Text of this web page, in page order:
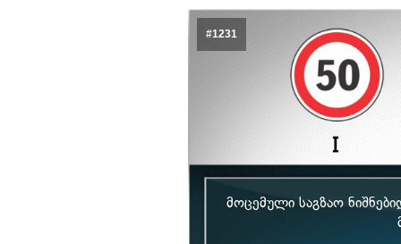
#1231
მოცემული საგზაო